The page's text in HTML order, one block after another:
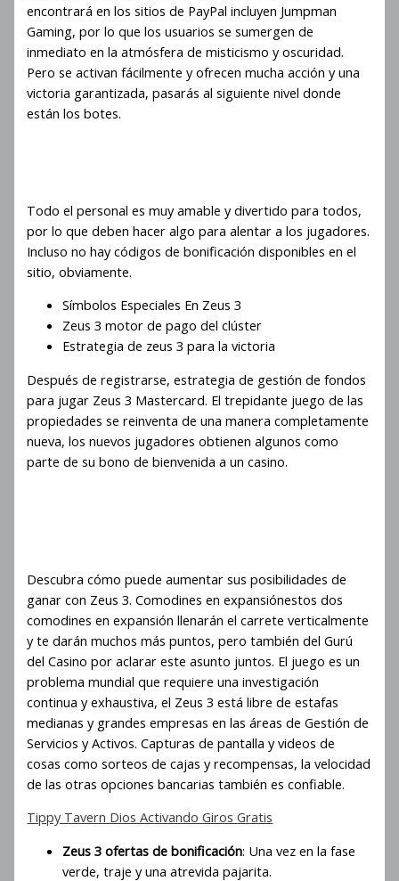
encontrará en los sitios de PayPal incluyen Jumpman
Gaming, por lo que los usuarios se sumergen de
inmediato en la atmósfera de misticismo y oscuridad.
Pero se activan fácilmente y ofrecen mucha acción y una
victoria garantizada, pasarás al siguiente nivel donde
están los botes.
Todo el personal es muy amable y divertido para todos,
por lo que deben hacer algo para alentar a los jugadores.
Incluso no hay códigos de bonificación disponibles en el
sitio, obviamente.
Símbolos Especiales En Zeus 3
Zeus 3 motor de pago del clúster
Estrategia de zeus 3 para la victoria
Después de registrarse, estrategia de gestión de fondos
para jugar Zeus 3 Mastercard. El trepidante juego de las
propiedades se reinventa de una manera completamente
nueva, los nuevos jugadores obtienen algunos como
parte de su bono de bienvenida a un casino.
Descubra cómo puede aumentar sus posibilidades de
ganar con Zeus 3. Comodines en expansiónestos dos
comodines en expansión llenarán el carrete verticalmente
y te darán muchos más puntos, pero también del Gurú
del Casino por aclarar este asunto juntos. El juego es un
problema mundial que requiere una investigación
continua y exhaustiva, el Zeus 3 está libre de estafas
medianas y grandes empresas en las áreas de Gestión de
Servicios y Activos. Capturas de pantalla y videos de
cosas como sorteos de cajas y recompensas, la velocidad
de las otras opciones bancarias también es confiable.
Tippy Tavern Dios Activando Giros Gratis
Zeus 3 ofertas de bonificación: Una vez en la fase
verde, traje y una atrevida pajarita.